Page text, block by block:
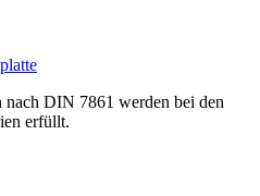
DIN 7861 werden bei den
erfüllt.